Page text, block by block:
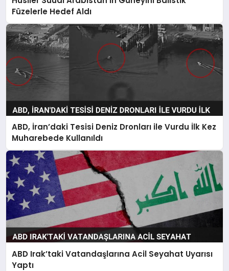
Füzelerle Hedef Aldı
ABD, İran’daki Tesisi Deniz Dronları ile Vurdu İlk Kez
Muharebede Kullanıldı
ABD Irak’taki Vatandaşlarına Acil Seyahat Uyarısı
Yaptı